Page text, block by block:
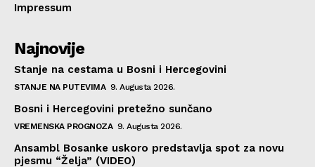
Impressum
Najnovije
Stanje na cestama u Bosni i Hercegovini
STANJE NA PUTEVIMA 9. Augusta 2026.
Bosni i Hercegovini pretežno sunčano
VREMENSKA PROGNOZA 9. Augusta 2026.
Ansambl Bosanke uskoro predstavlja spot za novu
pjesmu “Želja” (VIDEO)